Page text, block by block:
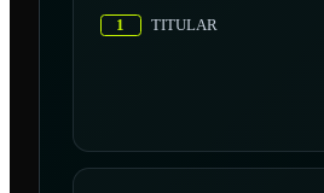
1 TITULAR